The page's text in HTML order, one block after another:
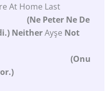
At Home Last
(Ne Peter Ne De
NeitherAyşe Not
(Onu